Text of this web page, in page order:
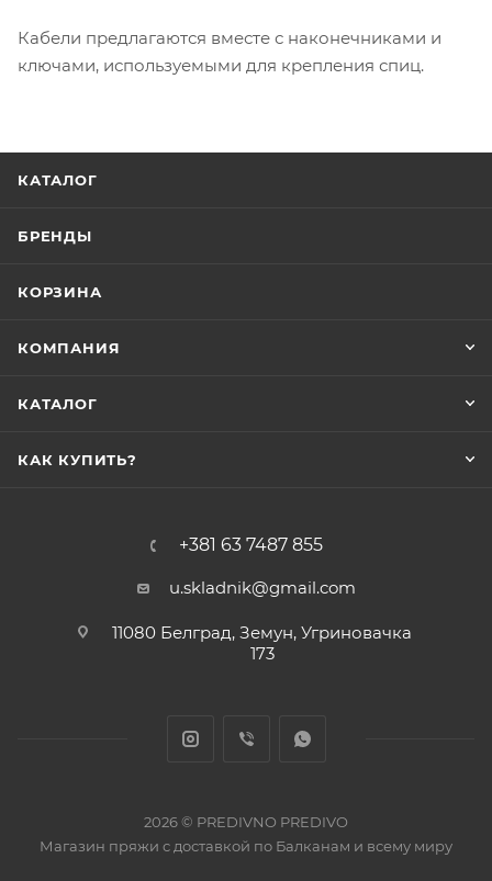
Кабели предлагаются вместе с наконечниками и
ключами, используемыми для крепления спиц.
КАТАЛОГ
БРЕНДЫ
КОРЗИНА
КОМПАНИЯ
КАТАЛОГ
КАК КУПИТЬ?
+381 63 7487 855
u.skladnik@gmail.com
11080 Белград, Земун, Угриновачка
173
2026 © PREDIVNO PREDIVO
Магазин пряжи с доставкой по Балканам и всему миру